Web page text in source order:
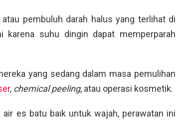
pembuluh darah halus yang terlihat di
karena suhu dingin dapat memperparah
yang sedang dalam masa pemulihan
, chemical peeling, atau operasi kosmetik.
es batu baik untuk wajah, perawatan ini